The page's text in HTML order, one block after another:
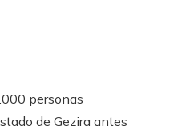
personas
de Gezira antes